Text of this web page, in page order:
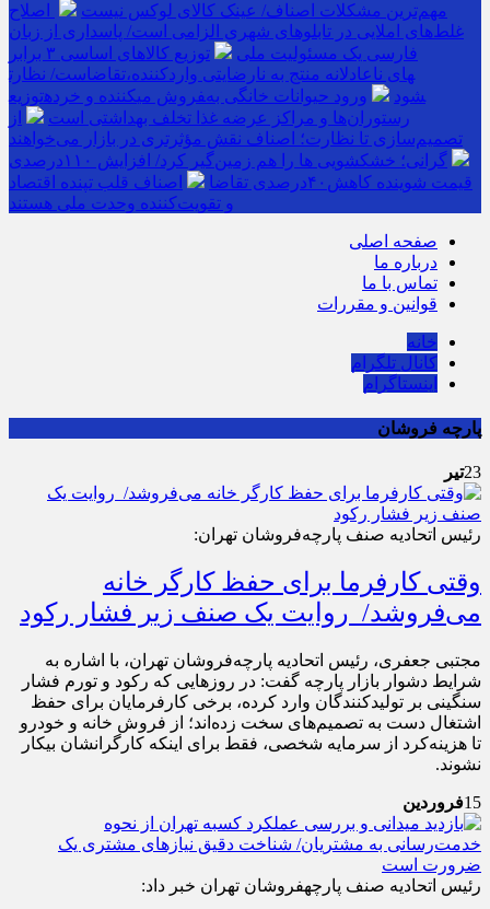
مهم‌ترین مشکلات اصناف/ عینک کالای لوکس نیست
اصلاح
غلط‌های املایی در تابلوهای شهری الزامی است/ پاسداری از زبان
فارسی یک مسئولیت ملی
توزیع کالاهای اساسی ۳ برابر
تقاضاست/ نظارت‎های ناعادلانه منتج به نارضایتی واردکننده،
توزیع‎کننده و خرده‎فروش می‎شود
ورود حیوانات خانگی به
رستوران‌ها و مراکز عرضه غذا تخلف بهداشتی است
از
تصمیم‌سازی تا نظارت؛ اصناف نقش مؤثرتری در بازار می‌خواهند
گرانی؛ خشکشویی‌ ها را هم زمین‌گیر کرد/ افزایش ۱۱۰درصدی
قیمت شوینده کاهش۴۰درصدی تقاضا
اصناف قلب تپنده اقتصاد
و تقویت‌کننده وحدت ملی هستند
صفحه اصلی
درباره ما
تماس با ما
قوانین و مقررات
خانه
کانال تلگرام
اینستاگرام
پارچه فروشان
23تیر
رئیس اتحادیه صنف پارچه‌فروشان تهران:
وقتی کارفرما برای حفظ کارگر خانه
می‌فروشد/ روایت یک صنف زیر فشار رکود
مجتبی جعفری، رئیس اتحادیه پارچه‌فروشان تهران، با اشاره به
شرایط دشوار بازار پارچه گفت: در روزهایی که رکود و تورم فشار
سنگینی بر تولیدکنندگان وارد کرده، برخی کارفرمایان برای حفظ
اشتغال دست به تصمیم‌های سخت زده‌اند؛ از فروش خانه و خودرو
تا هزینه‌کرد از سرمایه شخصی، فقط برای اینکه کارگرانشان بیکار
نشوند.
15فروردین
رئیس اتحادیه صنف پارچه‎فروشان تهران خبر داد: